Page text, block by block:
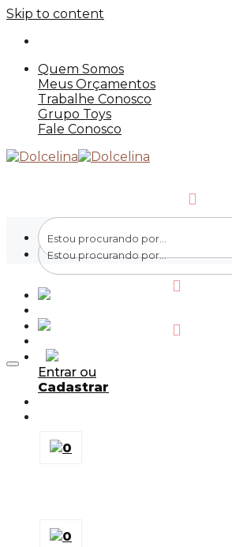
Skip to content
Quem Somos
Meus Orçamentos
Trabalhe Conosco
Grupo Toys
Fale Conosco
Entrar ou
Cadastrar
0
0